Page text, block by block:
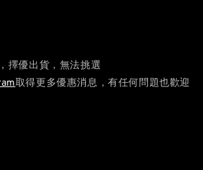
擇優出貨，無法挑選
取得更多優惠消息，有任何問題也歡迎